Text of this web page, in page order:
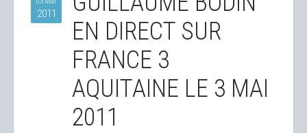
2011
EN DIRECT SUR
FRANCE 3
AQUITAINE LE 3 MAI
2011